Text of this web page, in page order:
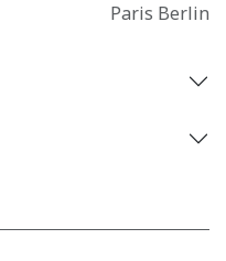
Paris Berlin